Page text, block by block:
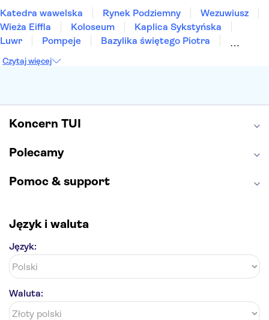
Katedra wawelska Rynek Podziemny
Wezuwiusz
Wieża Eiffla
Koloseum
Kaplica Sykstyńska
Luwr
Pompeje
Bazylika świętego Piotra
Etna
Wawel
Czytaj więcej
Koncern TUI
Polecamy
Pomoc & support
Język i waluta
Język:
Waluta: